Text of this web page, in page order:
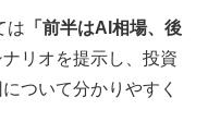
は 「前半はAI相場、後
リオを提示し、投資
ついて分かりやすく